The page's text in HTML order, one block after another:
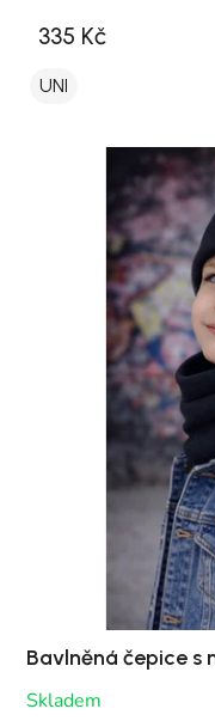
335 Kč
UNI
Bavlněná čepice s
Skladem